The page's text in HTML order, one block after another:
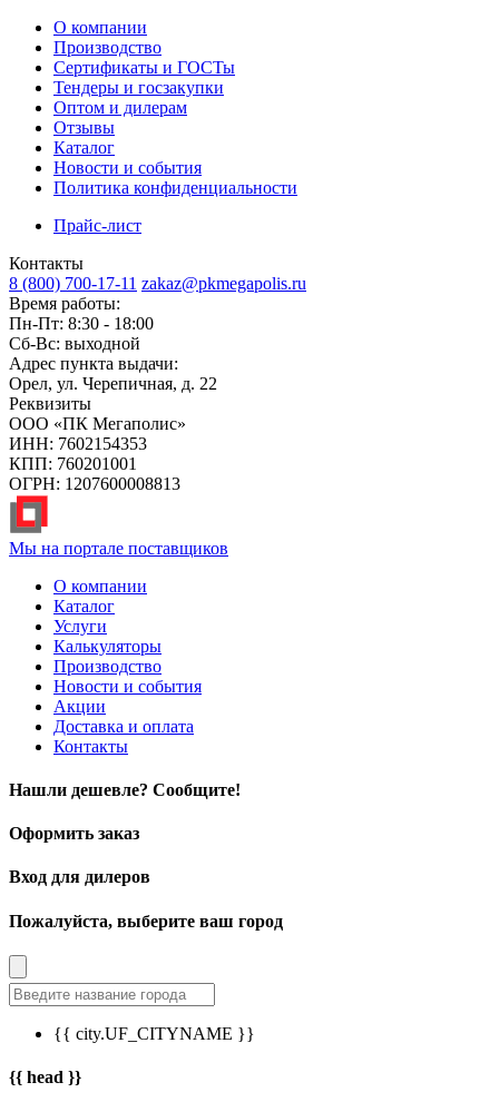
О компании
Производство
Сертификаты и ГОСТы
Тендеры и госзакупки
Оптом и дилерам
Отзывы
Каталог
Новости и события
Политика конфиденциальности
Прайс-лист
Контакты
8 (800) 700-17-11 zakaz@pkmegapolis.ru
Время работы:
Пн-Пт: 8:30 - 18:00
Сб-Вс: выходной
Адрес пункта выдачи:
Орел, ул. Черепичная, д. 22
Реквизиты
ООО «ПК Мегаполис»
ИНН: 7602154353
КПП: 760201001
ОГРН: 1207600008813
Мы на портале поставщиков
О компании
Каталог
Услуги
Калькуляторы
Производство
Новости и события
Акции
Доставка и оплата
Контакты
Нашли дешевле? Сообщите!
Оформить заказ
Вход для дилеров
Пожалуйста, выберите ваш город
{{ city.UF_CITYNAME }}
{{ head }}